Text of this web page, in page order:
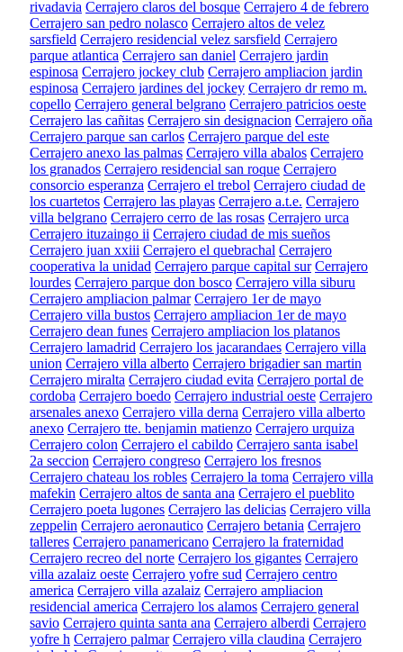
rivadavia Cerrajero claros del bosque Cerrajero 4 de febrero
Cerrajero san pedro nolasco Cerrajero altos de velez
sarsfield Cerrajero residencial velez sarsfield Cerrajero
parque atlantica Cerrajero san daniel Cerrajero jardin
espinosa Cerrajero jockey club Cerrajero ampliacion jardin
espinosa Cerrajero jardines del jockey Cerrajero dr remo m.
copello Cerrajero general belgrano Cerrajero patricios oeste
Cerrajero las cañitas Cerrajero sin designacion Cerrajero oña
Cerrajero parque san carlos Cerrajero parque del este
Cerrajero anexo las palmas Cerrajero villa abalos Cerrajero
los granados Cerrajero residencial san roque Cerrajero
consorcio esperanza Cerrajero el trebol Cerrajero ciudad de
los cuartetos Cerrajero las playas Cerrajero a.t.e. Cerrajero
villa belgrano Cerrajero cerro de las rosas Cerrajero urca
Cerrajero ituzaingo ii Cerrajero ciudad de mis sueños
Cerrajero juan xxiii Cerrajero el quebrachal Cerrajero
cooperativa la unidad Cerrajero parque capital sur Cerrajero
lourdes Cerrajero parque don bosco Cerrajero villa siburu
Cerrajero ampliacion palmar Cerrajero 1er de mayo
Cerrajero villa bustos Cerrajero ampliacion 1er de mayo
Cerrajero dean funes Cerrajero ampliacion los platanos
Cerrajero lamadrid Cerrajero los jacarandaes Cerrajero villa
union Cerrajero villa alberto Cerrajero brigadier san martin
Cerrajero miralta Cerrajero ciudad evita Cerrajero portal de
cordoba Cerrajero boedo Cerrajero industrial oeste Cerrajero
arsenales anexo Cerrajero villa derna Cerrajero villa alberto
anexo Cerrajero tte. benjamin matienzo Cerrajero urquiza
Cerrajero colon Cerrajero el cabildo Cerrajero santa isabel
2a seccion Cerrajero congreso Cerrajero los fresnos
Cerrajero chateau los robles Cerrajero la toma Cerrajero villa
mafekin Cerrajero altos de santa ana Cerrajero el pueblito
Cerrajero poeta lugones Cerrajero las delicias Cerrajero villa
zeppelin Cerrajero aeronautico Cerrajero betania Cerrajero
talleres Cerrajero panamericano Cerrajero la fraternidad
Cerrajero recreo del norte Cerrajero los gigantes Cerrajero
villa azalaiz oeste Cerrajero yofre sud Cerrajero centro
america Cerrajero villa azalaiz Cerrajero ampliacion
residencial america Cerrajero los alamos Cerrajero general
savio Cerrajero quinta santa ana Cerrajero alberdi Cerrajero
yofre h Cerrajero palmar Cerrajero villa claudina Cerrajero